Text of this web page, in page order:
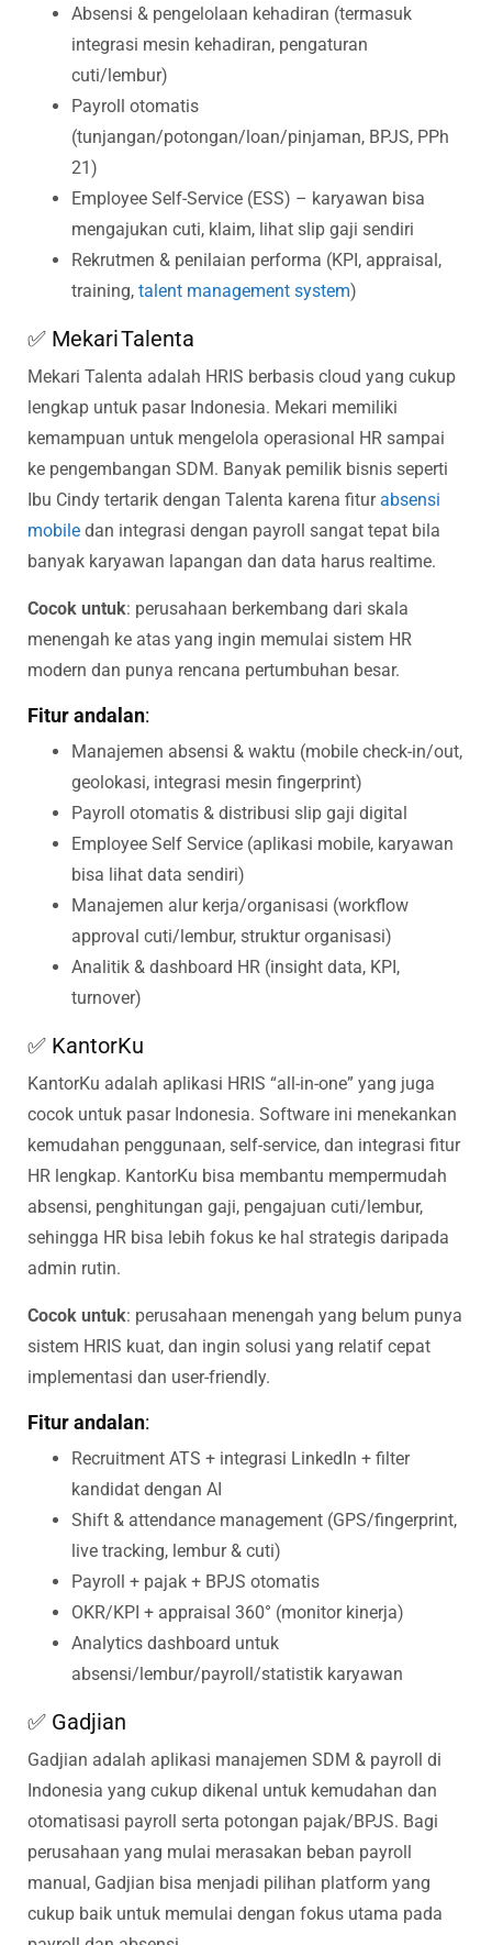
Absensi & pengelolaan kehadiran (termasuk
integrasi mesin kehadiran, pengaturan
cuti/lembur)
Payroll otomatis
(tunjangan/potongan/loan/pinjaman, BPJS, PPh
21)
Employee Self-Service (ESS) – karyawan bisa
mengajukan cuti, klaim, lihat slip gaji sendiri
Rekrutmen & penilaian performa (KPI, appraisal,
training, talent management system)
✅ Mekari Talenta
Mekari Talenta adalah HRIS berbasis cloud yang cukup
lengkap untuk pasar Indonesia. Mekari memiliki
kemampuan untuk mengelola operasional HR sampai
ke pengembangan SDM. Banyak pemilik bisnis seperti
Ibu Cindy tertarik dengan Talenta karena fiturabsensi
mobile dan integrasi dengan payroll sangat tepat bila
banyak karyawan lapangan dan data harus realtime.
Cocok untuk: perusahaan berkembang dari skala
menengah ke atas yang ingin memulai sistem HR
modern dan punya rencana pertumbuhan besar.
Fitur andalan:
Manajemen absensi & waktu (mobile check-in/out,
geolokasi, integrasi mesin fingerprint)
Payroll otomatis & distribusi slip gaji digital
Employee Self Service (aplikasi mobile, karyawan
bisa lihat data sendiri)
Manajemen alur kerja/organisasi (workflow
approval cuti/lembur, struktur organisasi)
Analitik & dashboard HR (insight data, KPI,
turnover)
✅ KantorKu
KantorKu adalah aplikasi HRIS “all-in-one” yang juga
cocok untuk pasar Indonesia. Software ini menekankan
kemudahan penggunaan, self-service, dan integrasi fitur
HR lengkap. KantorKu bisa membantu mempermudah
absensi, penghitungan gaji, pengajuan cuti/lembur,
sehingga HR bisa lebih fokus ke hal strategis daripada
admin rutin.
Cocok untuk: perusahaan menengah yang belum punya
sistem HRIS kuat, dan ingin solusi yang relatif cepat
implementasi dan user-friendly.
Fitur andalan:
Recruitment ATS + integrasi LinkedIn + filter
kandidat dengan AI
Shift & attendance management (GPS/fingerprint,
live tracking, lembur & cuti)
Payroll + pajak + BPJS otomatis
OKR/KPI + appraisal 360° (monitor kinerja)
Analytics dashboard untuk
absensi/lembur/payroll/statistik karyawan
✅ Gadjian
Gadjian adalah aplikasi manajemen SDM & payroll di
Indonesia yang cukup dikenal untuk kemudahan dan
otomatisasi payroll serta potongan pajak/BPJS. Bagi
perusahaan yang mulai merasakan beban payroll
manual, Gadjian bisa menjadi pilihan platform yang
cukup baik untuk memulai dengan fokus utama pada